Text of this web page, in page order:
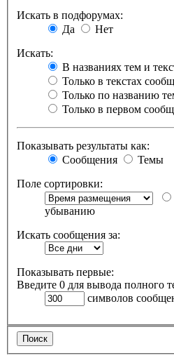
Искать в подфорумах:
Да
Нет
Искать:
В названиях тем и
Только в текстах
Только по названию
Только в первом
Показывать результаты как:
Сообщения
Темы
Поле сортировки:
убыванию
Искать сообщения за:
Показывать первые:
Введите 0 для вывода полного
символов